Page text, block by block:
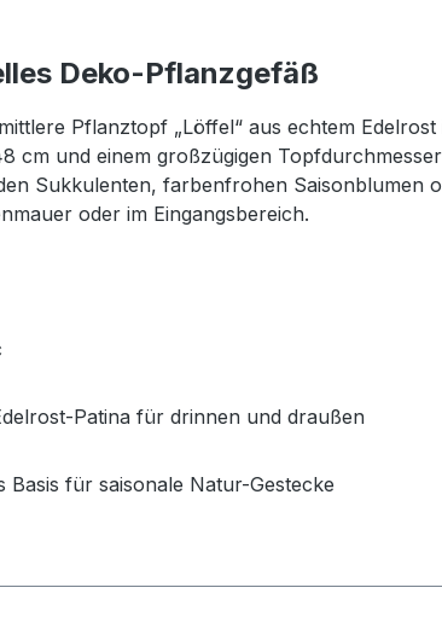
Deko-Pflanzgefäß
Pflanztopf „Löffel“ aus echtem
und einem großzügigen
Sukkulenten, farbenfrohen Saisonblumen
oder im Eingangsbereich.
Patina für drinnen und draußen
für saisonale Natur-Gestecke